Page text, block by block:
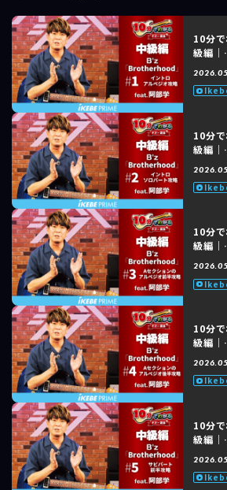
最近ではLINE6製品のデモ演奏・セミナーや、
若菜、岩佐美咲(元AKB48)、渡辺美奈代、Zwei
トへの参加やギターレッスンにも力を入れている
10分
級編｜
トロア
10分
級編｜
ロパー
10分
級編｜
B'z「
ション
10分
級編｜
ション
10分
級編｜
パート